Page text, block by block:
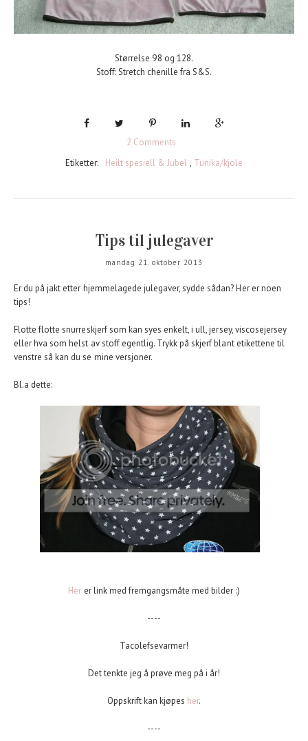
Størrelse 98 og 128.
Stoff: Stretch chenille fra S&S.
2 Comments
Etiketter:
Heilt spesiell & Jubel , Tunika/kjole
Tips til julegaver
mandag 21. oktober 2013
Er du på jakt etter hjemmelagede julegaver, sydde sådan? Her er noen
tips!
Flotte flotte snurreskjerf som kan syes enkelt, i ull, jersey, viscosejersey
eller hva som helst av stoff egentlig. Trykk på skjerf blant etikettene til
venstre så kan du se mine versjoner.
Bl.a dette:
Her er link med fremgangsmåte med bilder :)
----
Tacolefsevarmer!
Det tenkte jeg å prøve meg på i år!
Oppskrift kan kjøpes her.
----